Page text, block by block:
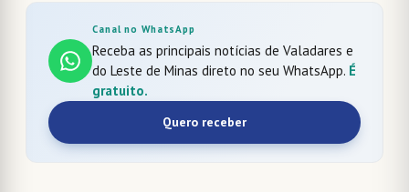
Canal no WhatsApp
Receba as principais notícias de Valadares e
do Leste de Minas direto no seu WhatsApp. É
gratuito.
Quero receber